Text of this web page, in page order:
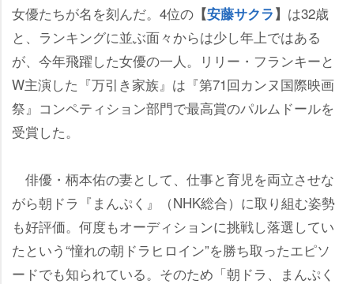
女優たちが名を刻んだ。4位の 【安藤サクラ】 は32歳
と、ランキングに並ぶ面々からは少し年上ではある
が、今年飛躍した女優の一人。リリー・フランキーと
W主演した『万引き家族』は『第71回カンヌ国際映画
祭』コンペティション部門で最高賞のパルムドールを
受賞した。
俳優・柄本佑の妻として、仕事と育児を両立させな
がら朝ドラ『まんぷく』（NHK総合）に取り組む姿勢
も好評価。何度もオーディションに挑戦し落選してい
たという“憧れの朝ドラヒロイン”を勝ち取ったエピソ
ードでも知られている。そのため「朝ドラ、まんぷく